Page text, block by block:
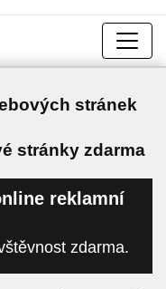
stránek
stránky zdarma
reklamní
zdarma.